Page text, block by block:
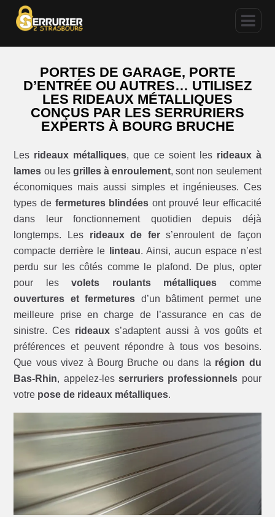
PORTES DE GARAGE, PORTE
D’ENTRÉE OU AUTRES… UTILISEZ
LES RIDEAUX MÉTALLIQUES
CONÇUS PAR LES SERRURIERS
EXPERTS À BOURG BRUCHE
Les rideaux métalliques, que ce soient les rideaux à
lames ou les grilles à enroulement, sont non seulement
économiques mais aussi simples et ingénieuses. Ces
types de fermetures blindées ont prouvé leur efficacité
dans leur fonctionnement quotidien depuis déjà
longtemps. Les rideaux de fers’enroulent de façon
compacte derrière le
linteau. Ainsi, aucun espace n’est
perdu sur les côtés comme le plafond. De plus, opter
pour lesvolets roulants métalliques comme
ouvertures et fermetures d’un bâtiment permet une
meilleure prise en charge de l’assurance en cas de
sinistre. Ces rideaux s’adaptent aussi à vos goûts et
préférences et peuvent répondre à tous vos besoins.
Que vous vivez à Bourg Bruche ou dans la région du
Bas-Rhin, appelez-les serruriers professionnels pour
votre pose de rideaux métalliques.